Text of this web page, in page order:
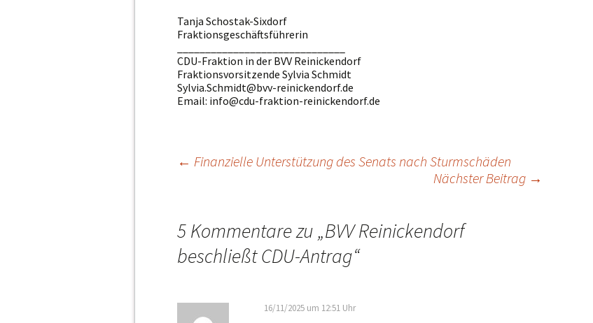
Tanja Schostak-Sixdorf
Fraktionsgeschäftsführerin
CDU-Fraktion in der BVV Reinickendorf
Fraktionsvorsitzende Sylvia Schmidt
Sylvia.Schmidt@bvv-reinickendorf.de
Email: info@cdu-fraktion-reinickendorf.de
← Finanzielle Unterstützung des Senats nach Sturmschäden
Nächster Beitrag →
5 Kommentare zu „BVV Reinickendorf
beschließt CDU-Antrag“
16/11/2025 um 12:51 Uhr